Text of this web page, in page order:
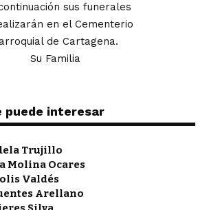
sus funerales
en el Cementerio
de Cartagena.
Su Familia
puede interesar
Trujillo
Molina Ocares
Valdés
Arellano